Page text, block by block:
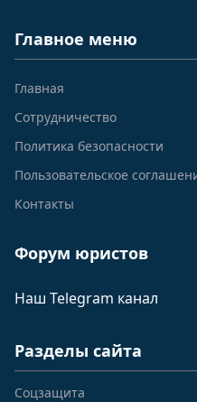
Главное меню
Главная
Сотрудничество
Политика безопасности
Пользовательское
Контакты
Форум юристов
Наш Telegram канал
Разделы сайта
Соцзащита